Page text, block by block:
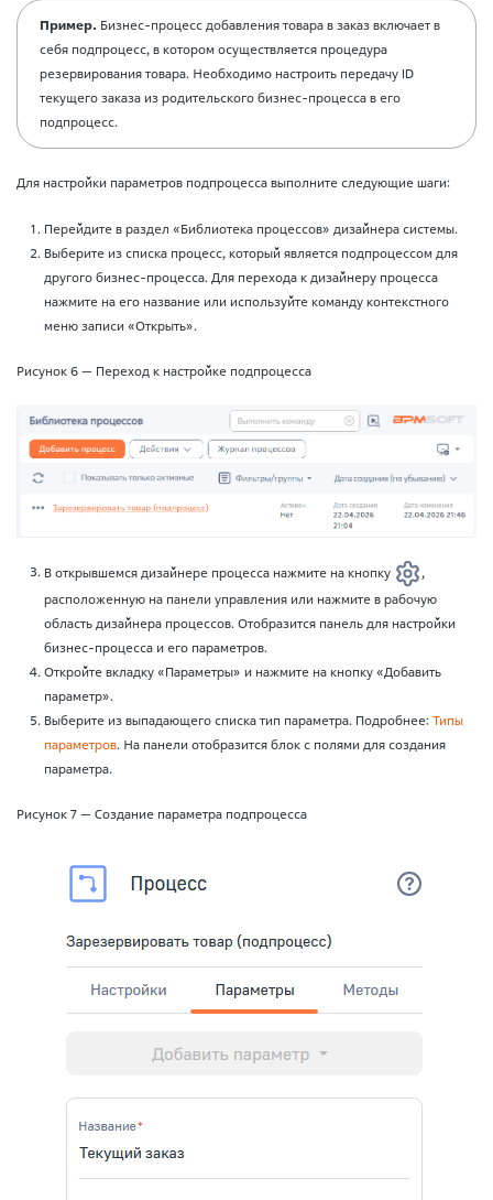
Пример. Бизнес-процесс добавления товара в заказ включает в
себя подпроцесс, в котором осуществляется процедура
резервирования товара. Необходимо настроить передачу ID
текущего заказа из родительского бизнес-процесса в его
подпроцесс.
Для настройки параметров подпроцесса выполните следующие шаги:
Перейдите в раздел «Библиотека процессов» дизайнера системы.
Выберите из списка процесс, который является подпроцессом для
другого бизнес-процесса. Для перехода к дизайнеру процесса
нажмите на его название или используйте команду контекстного
меню записи «Открыть».
Рисунок 6 — Переход к настройке подпроцесса
В открывшемся дизайнере процесса нажмите на кнопку
,
расположенную на панели управления или нажмите в рабочую
область дизайнера процессов. Отобразится панель для настройки
бизнес-процесса и его параметров.
Откройте вкладку «Параметры» и нажмите на кнопку «Добавить
параметр».
Выберите из выпадающего списка тип параметра. Подробнее:Типы
параметров. На панели отобразится блок с полями для создания
параметра.
Рисунок 7 — Создание параметра подпроцесса